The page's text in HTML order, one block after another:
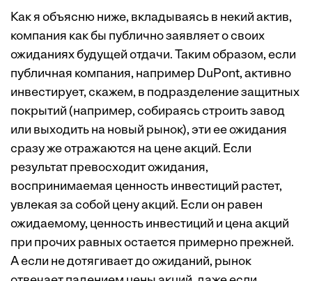
Как я объясню ниже, вкладываясь в некий актив,
компания как бы публично заявляет о своих
ожиданиях будущей отдачи. Таким образом, если
публичная компания, например DuPont, активно
инвестирует, скажем, в подразделение защитных
покрытий (например, собираясь строить завод
или выходить на новый рынок), эти ее ожидания
сразу же отражаются на цене акций. Если
результат превосходит ожидания,
воспринимаемая ценность инвестиций растет,
увлекая за собой цену акций. Если он равен
ожидаемому, ценность инвестиций и цена акций
при прочих равных остается примерно прежней.
А если не дотягивает до ожиданий, рынок